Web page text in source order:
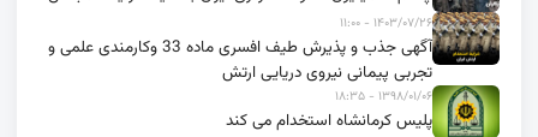
۱۴۰۳/۰۷/۲۶ - ۱۱:۰۰
آگهی جذب و پذیرش طیف افسری ماده 33 وکارمندی علمی و
تجربی پیمانی نیروی دریایی ارتش
۱۳۹۸/۰۱/۰۶ - ۱۸:۳۵
پلیس کرمانشاه استخدام می کند